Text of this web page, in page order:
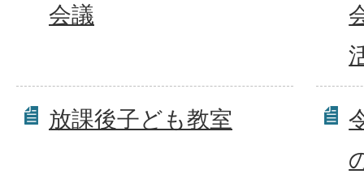
会議
放課後子ども教室